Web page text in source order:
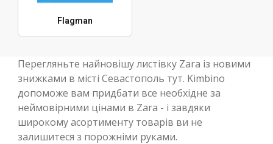
Flagman
Перегляньте найновішу листівку Zara із новими
знижками в місті Севастополь тут. Kimbino
допоможе вам придбати все необхідне за
неймовірними цінами в Zara - і завдяки
широкому асортименту товарів ви не
залишитеся з порожніми руками.